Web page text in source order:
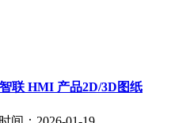
联 HMI 产品2D/3D图纸